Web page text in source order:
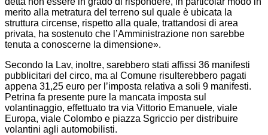
merito alla metratura del terreno sul quale è ubicata la
struttura circense, rispetto alla quale, trattandosi di area
privata, ha sostenuto che l’Amministrazione non sarebbe
tenuta a conoscerne la dimensione».
Secondo la Lav, inoltre, sarebbero stati affissi 36 manifesti
pubblicitari del circo, ma al Comune risulterebbero pagati
appena 31,25 euro per l’imposta relativa a soli 9 manifesti.
Petrina fa presente pure la mancata imposta sul
volantinaggio, effettuato tra via Vittorio Emanuele, viale
Europa, viale Colombo e piazza Sgriccio per distribuire
volantini agli automobilisti.